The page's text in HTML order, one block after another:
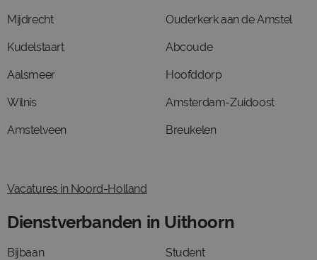
Mijdrecht
Kudelstaart
Aalsmeer
Wilnis
Amstelveen
Ouderkerk aan de Amstel
Abcoude
Hoofddorp
Amsterdam-Zuidoost
Breukelen
Vacatures in Noord-Holland
Dienstverbanden in Uithoorn
Bijbaan Student